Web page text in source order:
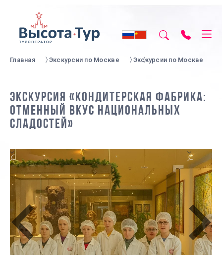
Главная Экскурсии по Москве Экскурсии по Москве
ЭКСКУРСИЯ «КОНДИТЕРСКАЯ ФАБРИКА:
ОТМЕННЫЙ ВКУС НАЦИОНАЛЬНЫХ
СЛАДОСТЕЙ»